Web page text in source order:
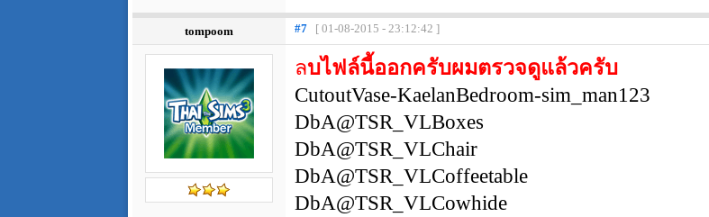
tompoom #7 [ 01-08-2015 - 23:12:42 ]
ลบไฟล์นี้ออกครับผมตรวจดูแล้วครับ
CutoutVase-KaelanBedroom-sim_man123
DbA@TSR_VLBoxes
DbA@TSR_VLChair
DbA@TSR_VLCoffeetable
DbA@TSR_VLCowhide